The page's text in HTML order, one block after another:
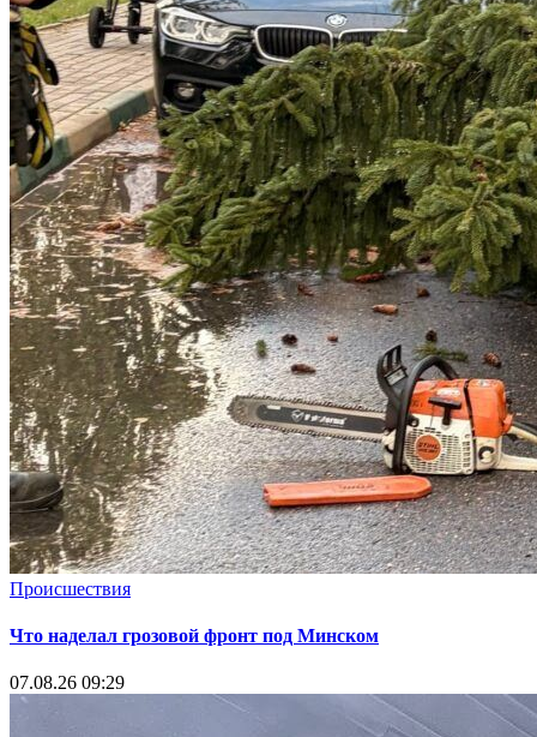
Происшествия
Что наделал грозовой фронт под Минском
07.08.26 09:29